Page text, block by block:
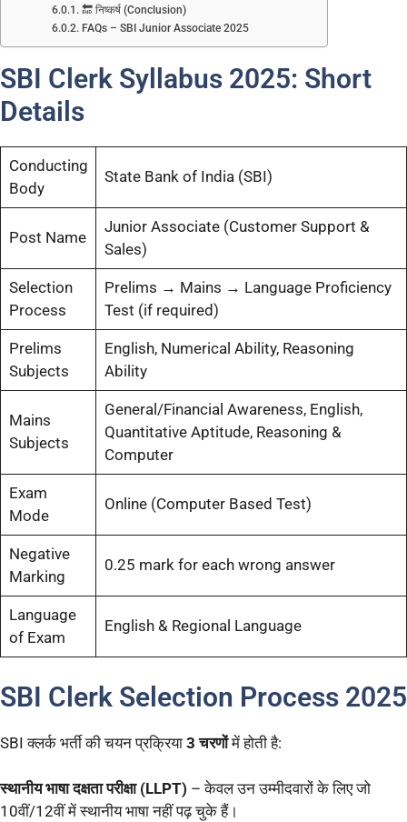
🔚 निष्कर्ष (Conclusion)
FAQs – SBI Junior Associate 2025
SBI Clerk Syllabus 2025: Short
Details
Conducting
Body
State Bank of India (SBI)
Post Name
Junior Associate (Customer Support &
Sales)
Selection
Process
Prelims → Mains → Language Proficiency
Test (if required)
Prelims
Subjects
English, Numerical Ability, Reasoning
Ability
Mains
Subjects
General/Financial Awareness, English,
Quantitative Aptitude, Reasoning &
Computer
Exam
Mode
Online (Computer Based Test)
Negative
Marking
0.25 mark for each wrong answer
Language
of Exam
English & Regional Language
SBI Clerk Selection Process 2025
SBI क्लर्क भर्ती की चयन प्रक्रिया 3 चरणोंमें होती है:
स्थानीय भाषा दक्षता परीक्षा (LLPT) – केवल उन उम्मीदवारों के लिए जो
10वीं/12वीं में स्थानीय भाषा नहीं पढ़ चुके हैं।